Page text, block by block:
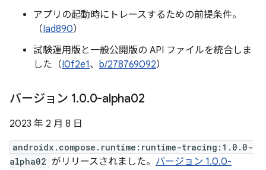
アプリの起動時にトレースするための前提条件。
（Iad890）
試験運用版と一般公開版の API ファイルを統合しま
した（I0f2e1、 b/278769092）
バージョン 1.0.0-alpha02
2023 年 2 月 8 日
androidx.compose.runtime:runtime-tracing:1.0.0-
alpha02 がリリースされました。 バージョン 1.0.0-